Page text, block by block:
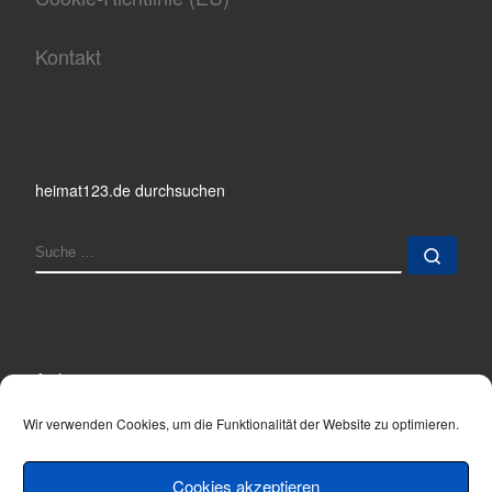
Wir verwenden Cookies, um die Funktionalität der Website zu optimieren.
Cookies akzeptieren
Kontakt
heimat123.de durchsuchen
SUCHE
Archiv